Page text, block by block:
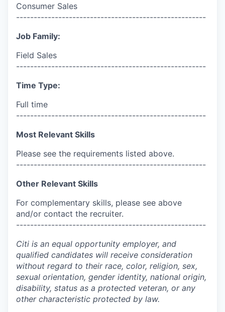
Consumer Sales
------------------------------------------------------
Job Family:
Field Sales
------------------------------------------------------
Time Type:
Full time
------------------------------------------------------
Most Relevant Skills
Please see the requirements listed above.
------------------------------------------------------
Other Relevant Skills
For complementary skills, please see above
and/or contact the recruiter.
------------------------------------------------------
Citi is an equal opportunity employer, and
qualified candidates will receive consideration
without regard to their race, color, religion, sex,
sexual orientation, gender identity, national origin,
disability, status as a protected veteran, or any
other characteristic protected by law.